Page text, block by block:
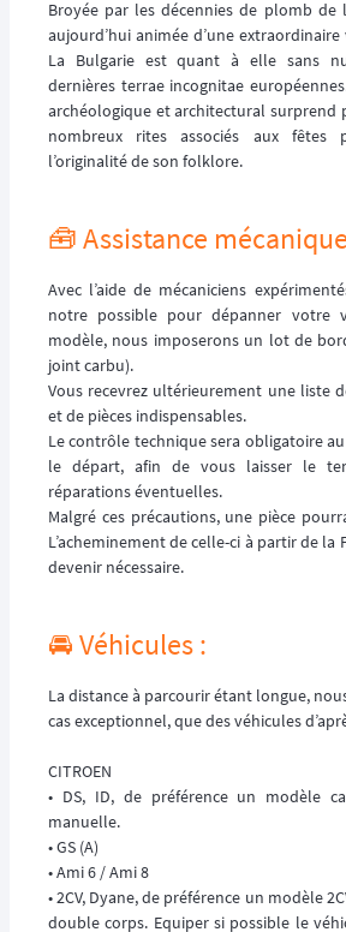
Broyée par les décennies de plomb
aujourd’hui animée d’une
La Bulgarie est quant à elle sans
dernières terrae incognitae
archéologique et architectural surprend
nombreux rites associés aux fêtes
l’originalité de son folklore.
🧰 Assistance
Avec l’aide de mécaniciens
notre possible pour dépanner votre
modèle, nous imposerons un lot de
joint carbu).
Vous recevrez ultérieurement une liste
et de pièces indispensables.
Le contrôle technique sera obligatoire
le départ, afin de vous laisser le
réparations éventuelles.
Malgré ces précautions, une pièce
L’acheminement de celle-ci à partir de
devenir nécessaire.
🚘️ Véhicules :
La distance à parcourir étant longue,
cas exceptionnel, que des véhicules
CITROEN
• DS, ID, de préférence un modèle
manuelle.
• GS (A)
• Ami 6 / Ami 8
• 2CV, Dyane, de préférence un modèle
double corps. Equiper si possible le